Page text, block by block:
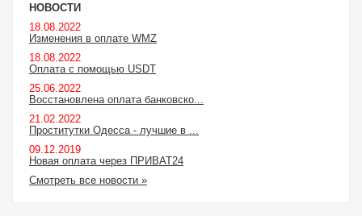
НОВОСТИ
18.08.2022
Изменения в оплате WMZ
18.08.2022
Оплата с помощью USDT
25.06.2022
Восстановлена оплата банковско...
21.02.2022
Проститутки Одесса - лучшие в ...
09.12.2019
Новая оплата через ПРИВАТ24
Смотреть все новости »